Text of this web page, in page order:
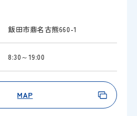
飯田市鼎名古熊660-1
8:30～19:00
MAP